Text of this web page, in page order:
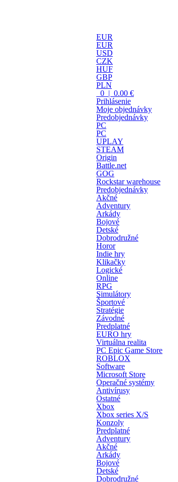
EUR
EUR
USD
CZK
HUF
GBP
PLN
0 | 0.00 €
Prihlásenie
Moje objednávky
Predobjednávky
PC
PC
UPLAY
STEAM
Origin
Battle.net
GOG
Rockstar warehouse
Predobjednávky
Akčné
Adventury
Arkády
Bojové
Detské
Dobrodružné
Horor
Indie hry
Klikačky
Logické
Online
RPG
Simulátory
Športové
Stratégie
Závodné
Predplatné
EURO hry
Virtuálna realita
PC Epic Game Store
ROBLOX
Software
Microsoft Store
Operačné systémy
Antivírusy
Ostatné
Xbox
Xbox series X/S
Konzoly
Predplatné
Adventury
Akčné
Arkády
Bojové
Detské
Dobrodružné